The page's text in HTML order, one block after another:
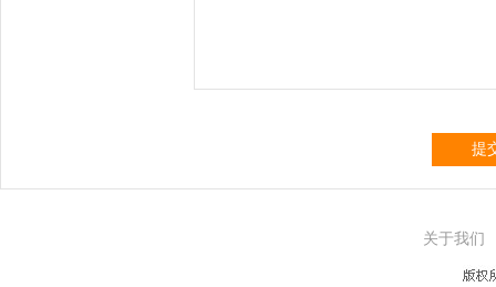
提
关于我们